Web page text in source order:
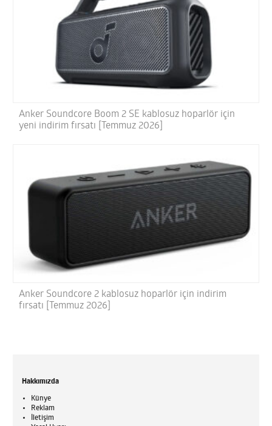
Anker Soundcore Boom 2 SE kablosuz hoparlör için
yeni indirim fırsatı [Temmuz 2026]
Anker Soundcore 2 kablosuz hoparlör için indirim
fırsatı [Temmuz 2026]
Hakkımızda
Künye
Reklam
İletişim